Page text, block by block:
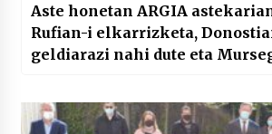
Aste honetan ARGIA
Rufian-i elkarrizketa,
geldiarazi nahi dute eta